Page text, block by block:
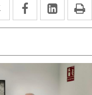
Twitter
Enlace
a
aplicación
Facebook
Enlace
a
aplicación
externa.
Enlace
a